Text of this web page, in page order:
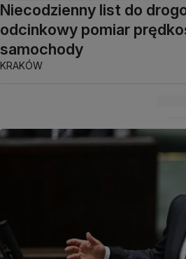
Niecodzienny list do
odcinkowy pomiar
samochody
KRAKÓW